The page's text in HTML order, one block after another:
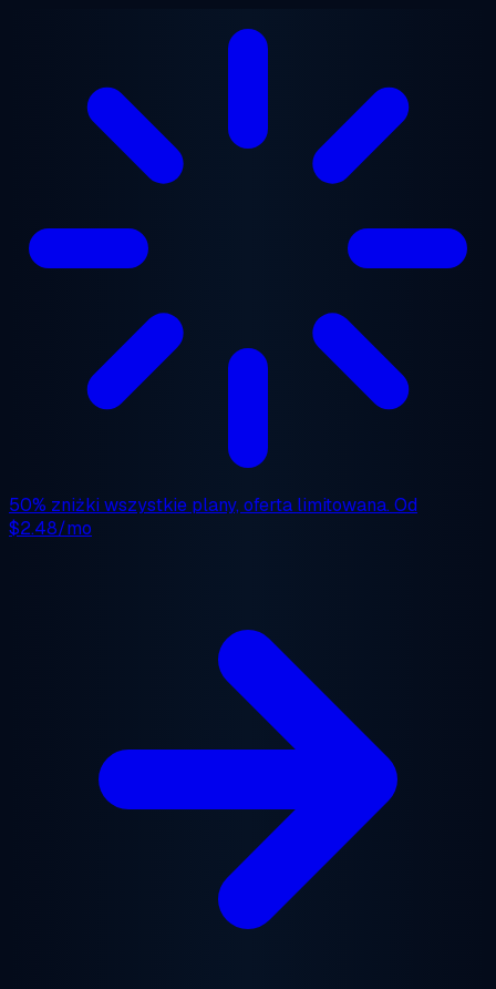
50% zniżki wszystkie plany, oferta limitowana. Od
$2.48/mo